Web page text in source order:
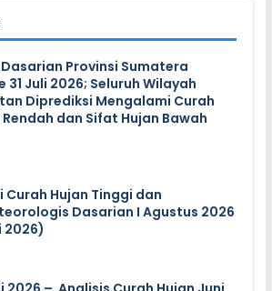
Provinsi Sumatera
Juli 2026; Seluruh Wilayah
Diprediksi Mengalami Curah
dan Sifat Hujan Bawah
Curah Hujan Tinggi dan
Dasarian I Agustus 2026
2026)